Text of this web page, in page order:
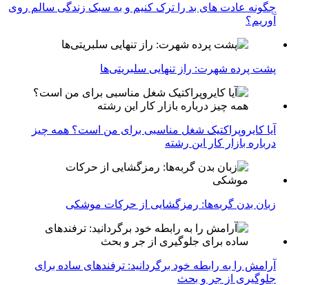
چگونه عادت‌ های بد را ترک کنیم و به سبک زندگی سالم روی
آوریم؟
پشت پرده شهرت: راز تنهایی سلبریتی‌ها
آیا کایروپراکتیک شغل مناسبی برای من است؟ همه چیز
درباره بازار کار این رشته
زبان بدن گربه‌ها: رمزگشایی از حرکات موشکی
آرامش را به رابطه خود برگردانید: ترفندهای ساده برای
جلوگیری از جر و بحث